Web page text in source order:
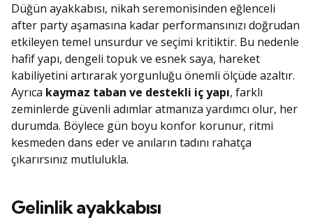
Düğün ayakkabısı, nikah seremonisinden eğlenceli
after party aşamasına kadar performansınızı doğrudan
etkileyen temel unsurdur ve seçimi kritiktir. Bu nedenle
hafif yapı, dengeli topuk ve esnek saya, hareket
kabiliyetini artırarak yorgunluğu önemli ölçüde azaltır.
Ayrıca kaymaz taban ve destekli iç yapı, farklı
zeminlerde güvenli adımlar atmanıza yardımcı olur, her
durumda. Böylece gün boyu konfor korunur, ritmi
kesmeden dans eder ve anıların tadını rahatça
çıkarırsınız mutlulukla.
Gelinlik ayakkabısı